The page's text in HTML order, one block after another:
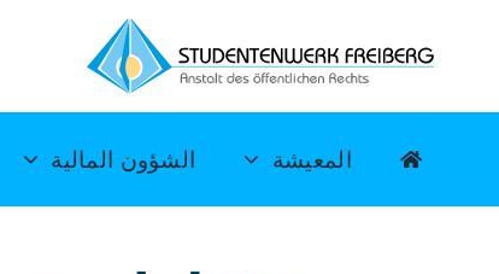
المعيشة الشؤون المالية